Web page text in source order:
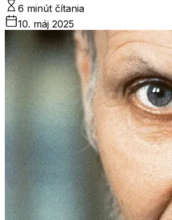
6 minút čítania
10. máj 2025